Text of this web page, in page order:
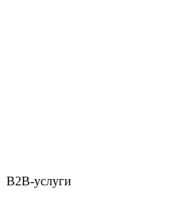
B2B-услуги